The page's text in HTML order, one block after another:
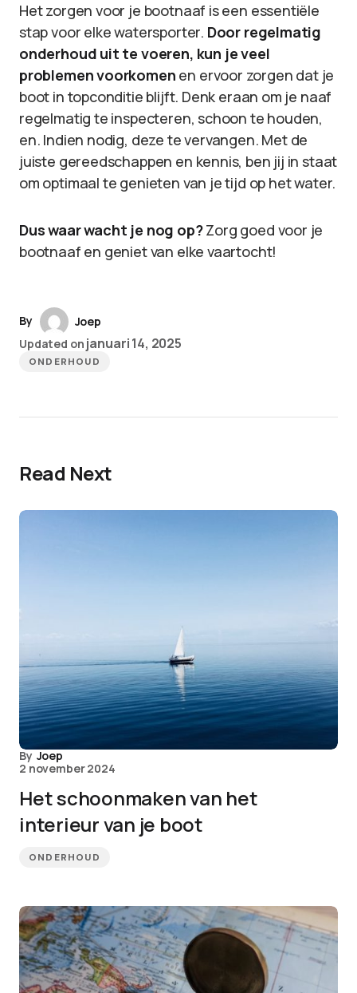
Het zorgen voor je bootnaaf is een essentiële
stap voor elke watersporter. Door regelmatig
onderhoud uit te voeren, kun je veel
problemen voorkomen en ervoor zorgen dat je
boot in topconditie blijft. Denk eraan om je naaf
regelmatig te inspecteren, schoon te houden,
en. Indien nodig, deze te vervangen. Met de
juiste gereedschappen en kennis, ben jij in staat
om optimaal te genieten van je tijd op het water.
Dus waar wacht je nog op?Zorg goed voor je
bootnaaf en geniet van elke vaartocht!
By
Joep
Updated on januari 14, 2025
ONDERHOUD
Read Next
By Joep
2 november 2024
Het schoonmaken van het
interieur van je boot
ONDERHOUD